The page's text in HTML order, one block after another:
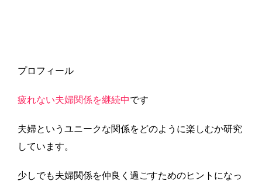
プロフィール
疲れない夫婦関係を継続中です
夫婦というユニークな関係をどのように楽しむか研究
しています。
少しでも夫婦関係を仲良く過ごすためのヒントになっ